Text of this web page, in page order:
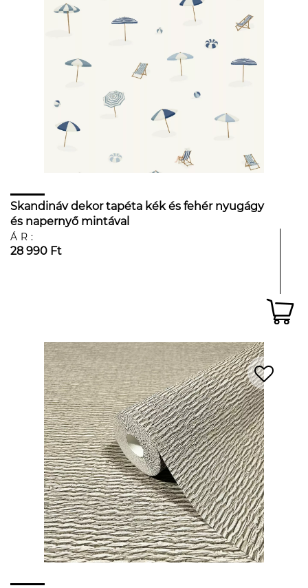
Skandináv dekor tapéta kék és fehér nyugágy
és napernyő mintával
ÁR:
28 990 Ft